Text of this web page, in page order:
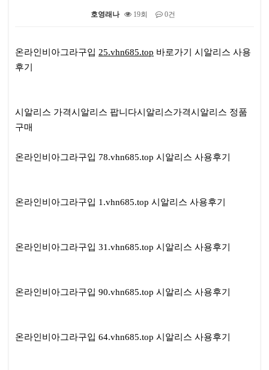
호영래나 19회 0건
온라인비아그라구입 25.vhn685.top 바로가기 시알리스 사용
후기
시알리스 가격시알리스 팝니다시알리스가격시알리스 정품
구매
온라인비아그라구입 78.vhn685.top 시알리스 사용후기
온라인비아그라구입 1.vhn685.top 시알리스 사용후기
온라인비아그라구입 31.vhn685.top 시알리스 사용후기
온라인비아그라구입 90.vhn685.top 시알리스 사용후기
온라인비아그라구입 64.vhn685.top 시알리스 사용후기